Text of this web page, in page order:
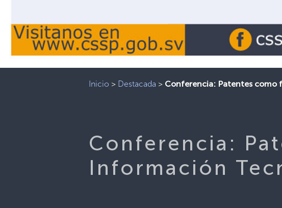
Inicio > Destacada > Conferencia: Patentes
Conferencia:
Información